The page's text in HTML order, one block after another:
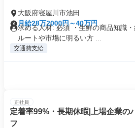
大阪府寝屋川市池田
月給28万2000円～40万円
求める人材: 必須 ・生鮮の商品知識
ルートや市場に明るい方 ...
交通費支給
正社員
定着率99%・長期休暇|上場企業の
フ